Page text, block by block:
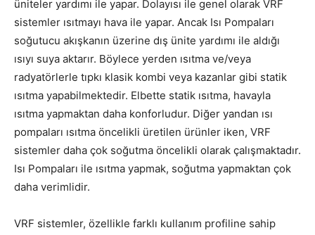
üniteler yardımı ile yapar. Dolayısı ile genel olarak VRF
sistemler ısıtmayı hava ile yapar. Ancak Isı Pompaları
soğutucu akışkanın üzerine dış ünite yardımı ile aldığı
ısıyı suya aktarır. Böylece yerden ısıtma ve/veya
radyatörlerle tıpkı klasik kombi veya kazanlar gibi statik
ısıtma yapabilmektedir. Elbette statik ısıtma, havayla
ısıtma yapmaktan daha konforludur. Diğer yandan ısı
pompaları ısıtma öncelikli üretilen ürünler iken, VRF
sistemler daha çok soğutma öncelikli olarak çalışmaktadır.
Isı Pompaları ile ısıtma yapmak, soğutma yapmaktan çok
daha verimlidir.
VRF sistemler, özellikle farklı kullanım profiline sahip